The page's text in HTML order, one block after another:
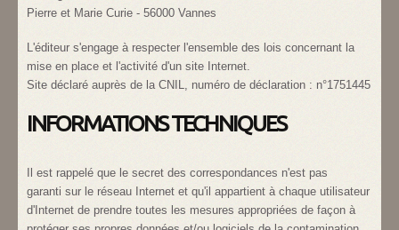
Pierre et Marie Curie - 56000 Vannes
L'éditeur s'engage à respecter l'ensemble des lois concernant la
mise en place et l'activité d'un site Internet.
Site déclaré auprès de la CNIL, numéro de déclaration : n°1751445
INFORMATIONS TECHNIQUES
Il est rappelé que le secret des correspondances n'est pas
garanti sur le réseau Internet et qu'il appartient à chaque utilisateur
d'Internet de prendre toutes les mesures appropriées de façon à